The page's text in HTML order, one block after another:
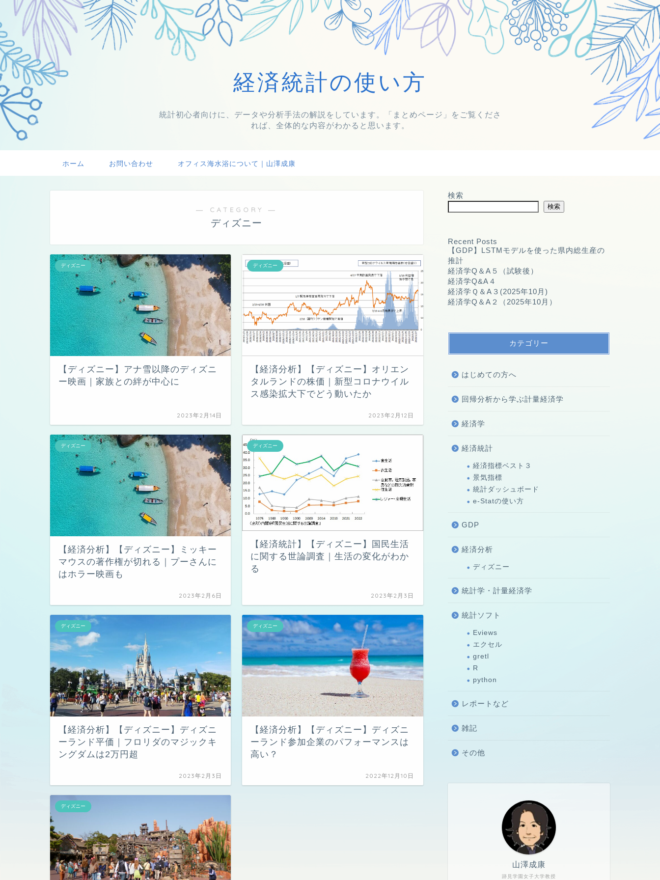
経済統計の使い方
統計初心者向けに、データや分析手法の解説をしています。「まとめページ」をご覧くださ
れば、全体的な内容がわかると思います。
ホーム お問い合わせ オフィス海水浴について｜山澤成康
― CATEGORY ―
ディズニー
ディズニー
【ディズニー】アナ雪以降のディズニ
ー映画｜家族との絆が中心に
2023年2月14日
ディズニー
【経済分析】【ディズニー】オリエン
タルランドの株価｜新型コロナウイル
ス感染拡大下でどう動いたか
2023年2月12日
ディズニー
【経済分析】【ディズニー】ミッキー
マウスの著作権が切れる｜プーさんに
はホラー映画も
2023年2月6日
ディズニー
【経済統計】【ディズニー】国民生活
に関する世論調査｜生活の変化がわか
る
2023年2月3日
ディズニー
【経済分析】【ディズニー】ディズニ
ーランド平価｜フロリダのマジックキ
ングダムは2万円超
2023年2月3日
ディズニー
【経済分析】【ディズニー】ディズニ
ーランド参加企業のパフォーマンスは
高い？
2022年12月10日
ディズニー
検索
検索
Recent Posts
【GDP】LSTMモデルを使った県内総生産の
推計
経済学Q＆A５（試験後）
経済学Q&A４
経済学Ｑ＆A３(2025年10月)
経済学Q＆A２（2025年10月）
カテゴリー
はじめての方へ
回帰分析から学ぶ計量経済学
経済学
経済統計
経済指標ベスト３
景気指標
統計ダッシュボード
e-Statの使い方
GDP
経済分析
ディズニー
統計学・計量経済学
統計ソフト
Eviews
エクセル
gretl
R
python
レポートなど
雑記
その他
跡見学園女子大学教授
山澤成康